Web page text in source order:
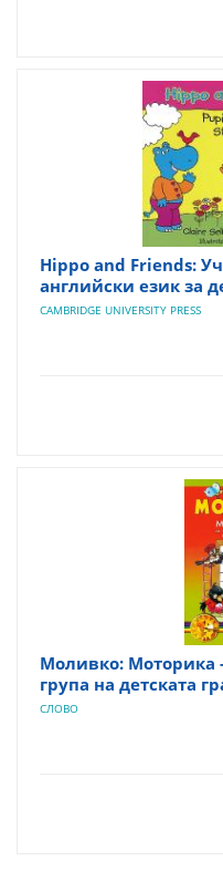
Hippo and Friends:
английски език за
CAMBRIDGE UNIVERSITY PRESS
Моливко: Моторика
група на детската
СЛОВО